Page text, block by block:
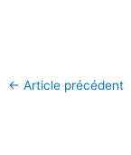
← Article précédent